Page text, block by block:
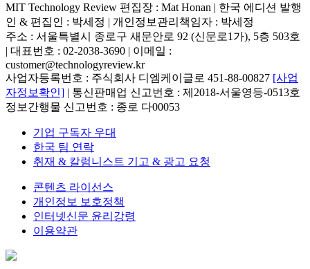
MIT Technology Review 편집장 : Mat Honan | 한국 에디션 발행
인 & 편집인 : 박세정 | 개인정보관리책임자 : 박세정
주소 : 서울특별시 종로구 새문안로 92 (신문로1가), 5층 503호
| 대표번호 : 02-2038-3690 | 이메일 :
customer@technologyreview.kr
사업자등록번호 : 주식회사 디엠케이글로 451-88-00827 [사업
자정보확인] | 통신판매업 신고번호 : 제2018-서울영등-0513호
정보간행물 신고번호 : 종로 다00053
기업 구독자 우대
한국 팀 연락
취재 & 칼럼니스트 기고 & 광고 요청
콘텐츠 라이선스
개인정보 보호정책
인터넷신문 윤리강령
이용약관